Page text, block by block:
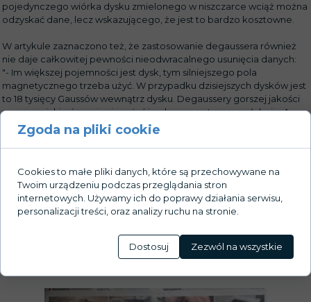
Galeria:
pojedynczego wiórka dysku zmielonego w niszczarce wciąż można
odzyskać dane, lecz wskazującego, że jest to bardzo kosztowne.
W artykule zaznaczono też, że zastosowanie degaussera również
nie daje całkowitej pewności nieodwracalnego usunięcia danych:
"- Im większej pojemności jest dysk, tym silniejszego pola
magnetycznego trzeba użyć. W przypadku dzisiejszych dysków jest
to 18 tysięcy Gaussów wewnątrz dysku. Degaussery gorszej jakości
mogą po jakimś czasie się zużyć i pole magnetyczne osłabnie. A
operator nie będzie miał o tym pojęcia. Dlatego sprzęt trzeba
regularnie konserwować - mówi Odor.
- A jaką mamy pewność, że firma, która taką usługę świadczy, ma
Skan artykułu prezentujemy poniżej.
treść artykułu można też przeczytać w serwisiegazeta.pl
Zgoda na pliki cookie
Cookies to małe pliki danych, które są przechowywane na
Twoim urządzeniu podczas przeglądania stron
internetowych. Używamy ich do poprawy działania serwisu,
personalizacji treści, oraz analizy ruchu na stronie.
Dostosuj Zezwól na wszystkie